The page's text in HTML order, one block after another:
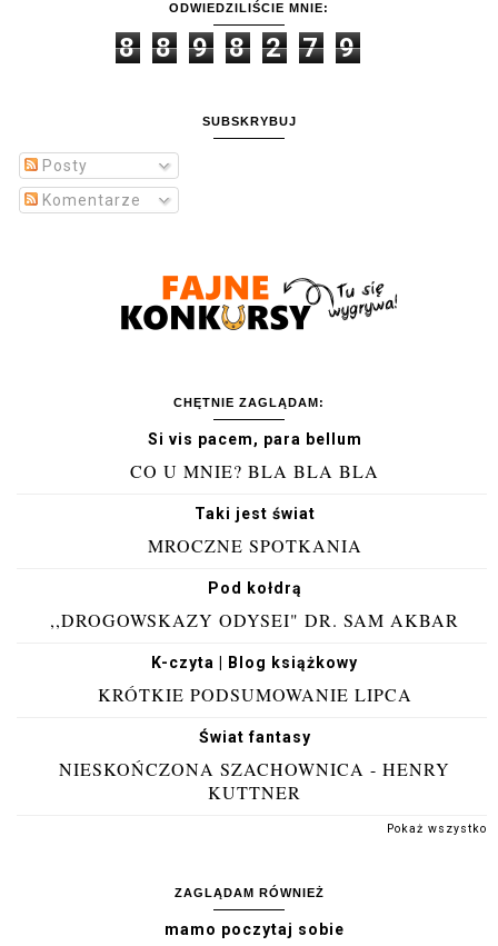
ODWIEDZILIŚCIE MNIE:
8 8 9 8 2 7 9
SUBSKRYBUJ
Posty
Komentarze
CHĘTNIE ZAGLĄDAM:
Si vis pacem, para bellum
CO U MNIE? BLA BLA BLA
Taki jest świat
MROCZNE SPOTKANIA
Pod kołdrą
,,DROGOWSKAZY ODYSEI" DR. SAM AKBAR
K-czyta | Blog książkowy
KRÓTKIE PODSUMOWANIE LIPCA
Świat fantasy
NIESKOŃCZONA SZACHOWNICA - HENRY
KUTTNER
Pokaż wszystko
ZAGLĄDAM RÓWNIEŻ
mamo poczytaj sobie